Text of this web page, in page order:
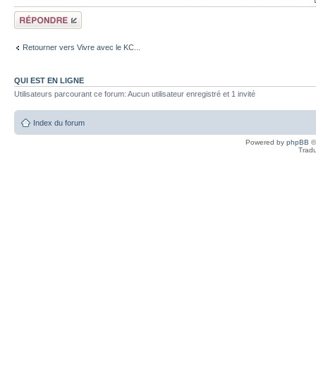
Répondre
Retourner vers Vivre avec le KC...
QUI EST EN LIGNE
Utilisateurs parcourant ce forum: Aucun utilisateur enregistré et 1 invité
Index du forum
Powered by phpBB